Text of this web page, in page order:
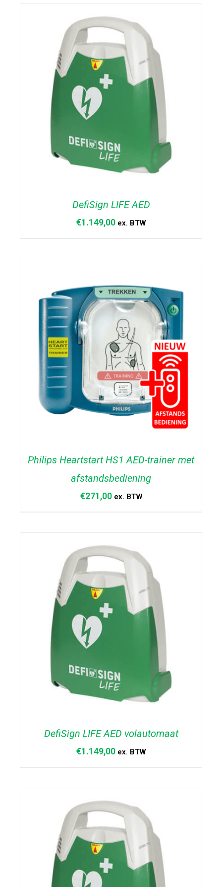
TOEVOEGEN AAN WINKELWAGEN
DefiSign LIFE AED
€1.149,00 ex. BTW
Philips Heartstart HS1 AED-trainer met
afstandsbediening
€271,00 ex. BTW
TOEVOEGEN AAN WINKELWAGEN
DefiSign LIFE AED volautomaat
€1.149,00 ex. BTW